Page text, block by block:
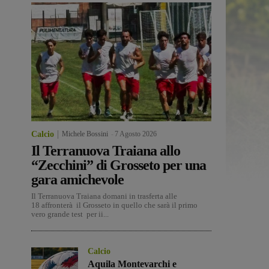
Calcio Michele Bossini 7 Agosto 2026
Il Terranuova Traiana allo
“Zecchini” di Grosseto per una
gara amichevole
Il Terranuova Traiana domani in trasferta alle
18 affronterà il Grosseto in quello che sarà il primo
vero grande test per ii...
Calcio
Aquila Montevarchi e